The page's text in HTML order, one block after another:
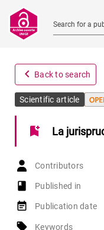
Search for a
navigate_before Back to search
Scientific article
bookmark_add La
Contributors
book-open
Published in
event_note Publication date
local_offer Keywords